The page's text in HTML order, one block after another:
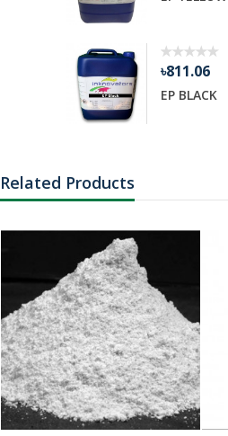
৳811.06
EP BLACK
Related Products